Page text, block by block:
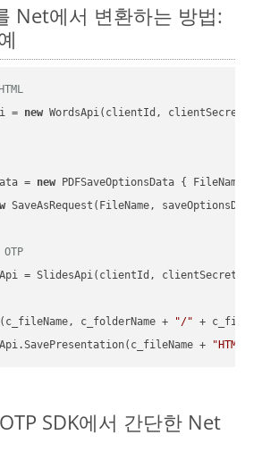
Net에서 변환하는 방법:
= new WordsApi(clientId, clientSecret);
= new PDFSaveOptionsData { FileName =
SaveAsRequest(FileName,
= SlidesApi(clientId, clientSecret);
c_folderName + "/" +
+
"HTML"
SDK에서 간단한 Net